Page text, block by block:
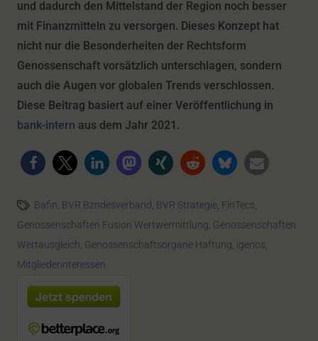
und dadurch den Mittelstand der Region noch besser
mit Finanzmitteln zu versorgen. Dieses Konzept hat
nicht nur die Besonderheiten der Rechtsform
Genossenschaft vorsätzlich unterschlagen, sondern
auch die Augen vor globalen Trends verschlossen.
Diese Beitrag basiert auf einer Veröffentlichung in
bank-intern aus dem Jahr 2021.
Bafin, BVR Bzndesverband, BVR Strategie, FinTecs,
Genossenschaften Fusion Wertwermittlung, Genossenschaften
Wertausgleich, Genossenschaftsorgane Haftung, igenos,
Mitgliederinteressen